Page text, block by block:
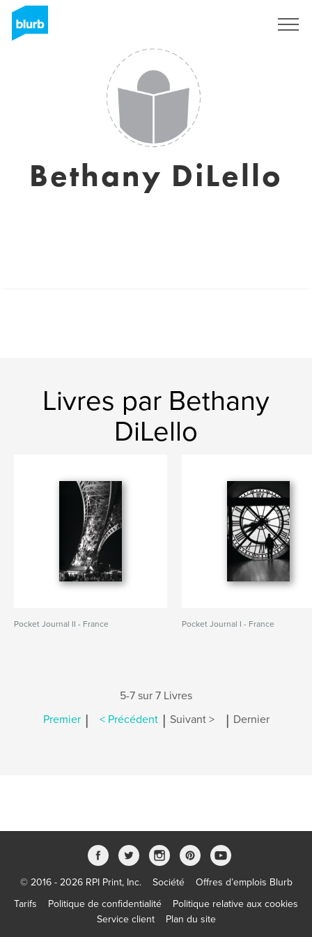
Bethany DiLello
Livres par Bethany
DiLello
Pocket Journal II - France Pocket Journal I - France
5-7 sur 7 Livres
Premier | < Précédent | Suivant > | Dernier
© 2016 - 2026 RPI Print, Inc. Société
Offres d’emplois Blurb
Tarifs
Politique de confidentialité
Politique relative aux cookies
Service client
Plan du site